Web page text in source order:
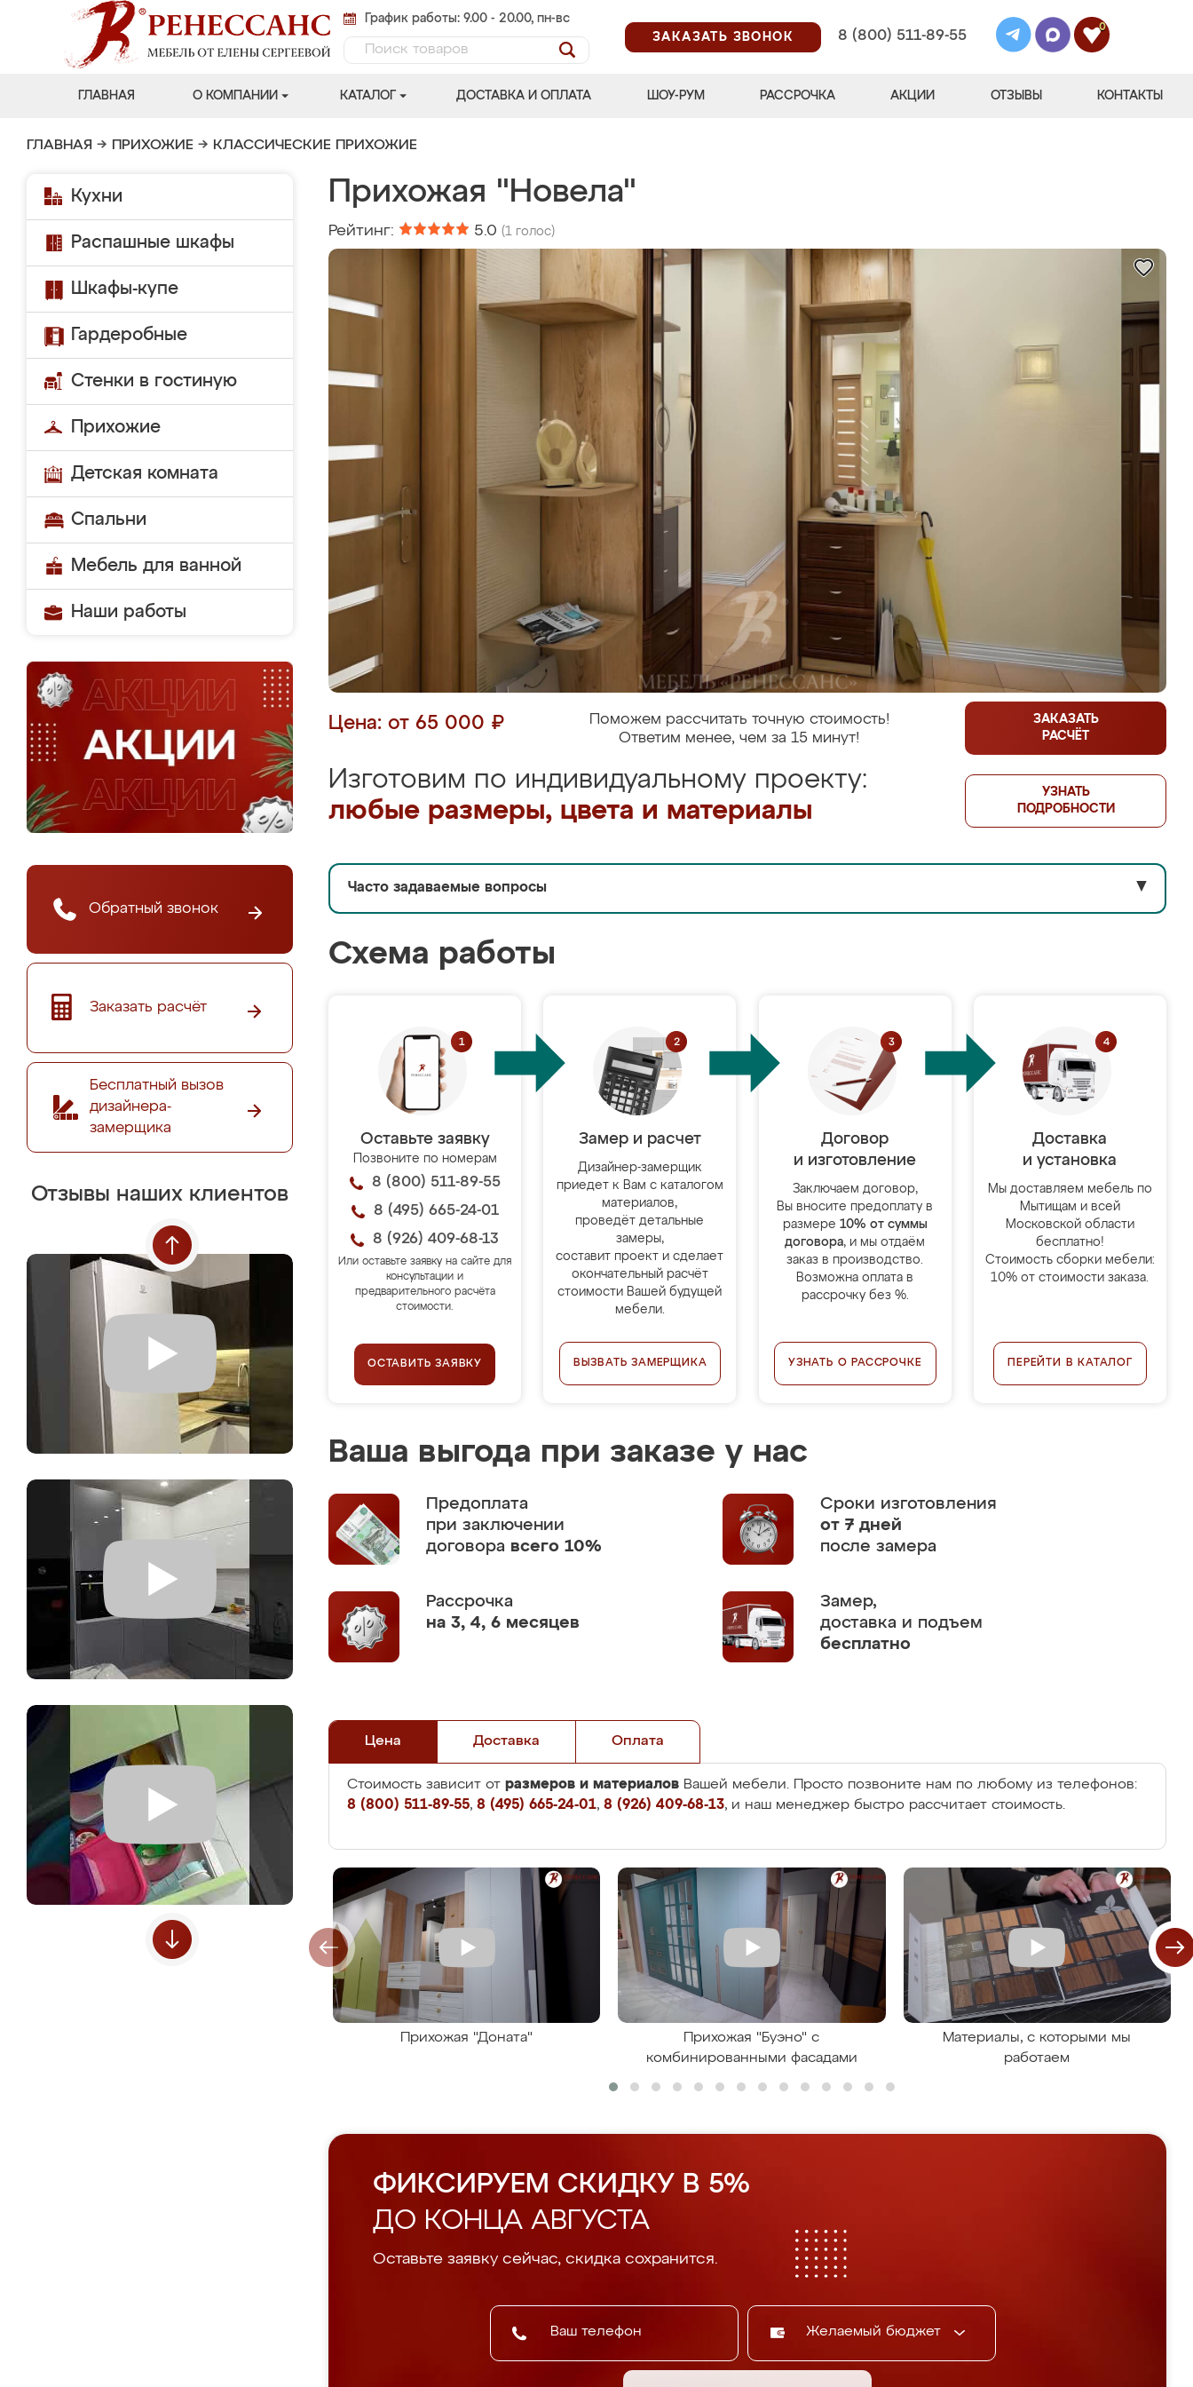
График работы: 9.00 - 20.00, пн-вс
ЗАКАЗАТЬ ЗВОНОК
8 (800) 511-89-55
0
ГЛАВНАЯ О КОМПАНИИ КАТАЛОГ ДОСТАВКА И ОПЛАТА ШОУ-РУМ РАССРОЧКА АКЦИИ ОТЗЫВЫ КОНТАКТЫ
ГЛАВНАЯ → ПРИХОЖИЕ → КЛАССИЧЕСКИЕ ПРИХОЖИЕ
Кухни
Распашные шкафы
Шкафы-купе
Гардеробные
Стенки в гостиную
Прихожие
Детская комната
Спальни
Мебель для ванной
Наши работы
Обратный звонок
Заказать расчёт
Бесплатный вызов
дизайнера-
замерщика
Отзывы наших клиентов
Прихожая "Новела"
Рейтинг: 5.0 (1 голос)
Цена: от 65 000 ₽
Поможем рассчитать точную стоимость!
Ответим менее, чем за 15 минут!
ЗАКАЗАТЬ
РАСЧЁТ
Изготовим по индивидуальному проекту:
любые размеры, цвета и материалы
УЗНАТЬ
ПОДРОБНОСТИ
Часто задаваемые вопросы ▼
Схема работы
Оставьте заявку
Позвоните по номерам
8 (800) 511-89-55
8 (495) 665-24-01
8 (926) 409-68-13
Или оставьте заявку на сайте для
консультации и
предварительного расчёта
стоимости.
ОСТАВИТЬ ЗАЯВКУ
Замер и расчет
Дизайнер-замерщик
приедет к Вам с каталогом
материалов,
проведёт детальные
замеры,
составит проект и сделает
окончательный расчёт
стоимости Вашей будущей
мебели.
ВЫЗВАТЬ ЗАМЕРЩИКА
Договор
и изготовление
Заключаем договор,
Вы вносите предоплату в
размере 10% от суммы
договора, и мы отдаём
заказ в производство.
Возможна оплата в
рассрочку без %.
УЗНАТЬ О РАССРОЧКЕ
Доставка
и установка
Мы доставляем мебель по
Мытищам и всей
Московской области
бесплатно!
Стоимость сборки мебели:
10% от стоимости заказа.
ПЕРЕЙТИ В КАТАЛОГ
Ваша выгода при заказе у нас
Предоплата
при заключении
договора всего 10%
Сроки изготовления
от 7 дней
после замера
Рассрочка
на 3, 4, 6 месяцев
Замер,
доставка и подъем
бесплатно
Цена Доставка Оплата
Стоимость зависит от размеров и материалов Вашей мебели. Просто позвоните нам по любому из телефонов:
8 (800) 511-89-55, 8 (495) 665-24-01, 8 (926) 409-68-13, и наш менеджер быстро рассчитает стоимость.
Прихожая "Доната"
Прихожая "Буэно" с
комбинированными фасадами
Материалы, с которыми мы
работаем
ФИКСИРУЕМ СКИДКУ В 5%
ДО КОНЦА АВГУСТА
Оставьте заявку сейчас, скидка сохранится.
Желаемый бюджет